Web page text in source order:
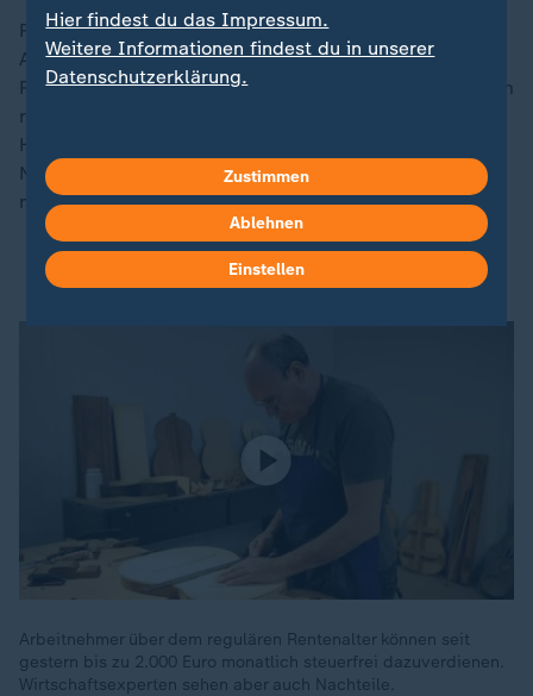
Rentnerinnen und Rentner dürfen auf höhere
Altersbezüge hoffen. Laut Prognose der Deutschen
Rentenversicherung soll die
kommenden Juli um
rund 3,7 Prozent zulegen. Durch die sogenannte
Haltelinie sind die Renten an die Entwicklung der
Nettolöhne gekoppelt, wodurch sich die genaue Höhe
noch nicht abschätzen lässt.
Diese Folgen hat das beschlossene Rentenpaket
Arbeitnehmer über dem regulären Rentenalter können seit
gestern bis zu 2.000 Euro monatlich steuerfrei dazuverdienen.
Wirtschaftsexperten sehen aber auch Nachteile.
Hier findest du das Impressum.
Weitere Informationen findest du in unserer
Datenschutzerklärung.
Zustimmen
Ablehnen
Einstellen